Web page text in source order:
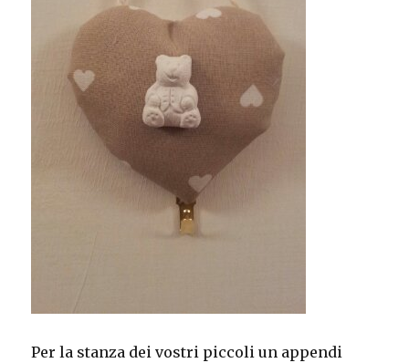
Per la stanza dei vostri piccoli un appendi